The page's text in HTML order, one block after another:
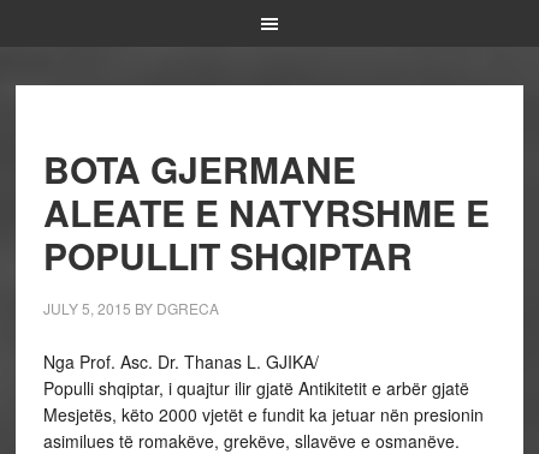
BOTA GJERMANE
ALEATE E NATYRSHME E
POPULLIT SHQIPTAR
JULY 5, 2015 BY DGRECA
Nga Prof. Asc. Dr. Thanas L. GJIKA/
Populli shqiptar, i quajtur ilir gjatë Antikitetit e arbër gjatë
Mesjetës, këto 2000 vjetët e fundit ka jetuar nën presionin
asimilues të romakëve, grekëve, sllavëve e osmanëve.